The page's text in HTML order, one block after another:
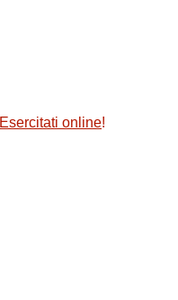
Esercitati online!